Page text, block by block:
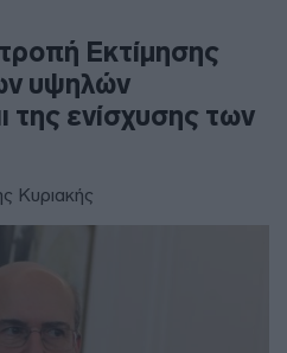
Εκτίμησης
υψηλών
της ενίσχυσης των
Κυριακής